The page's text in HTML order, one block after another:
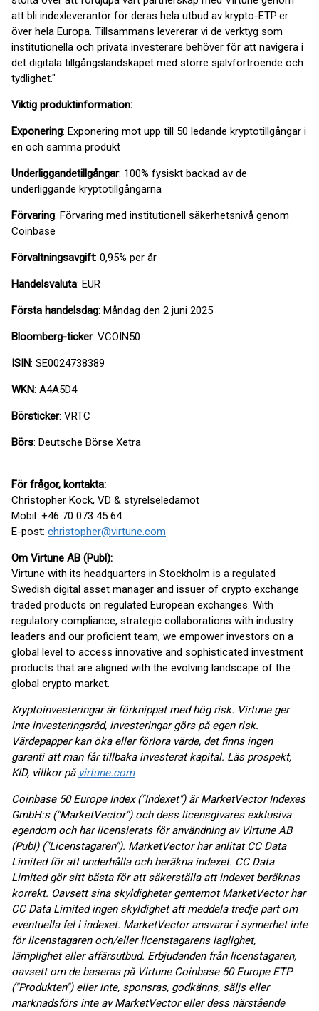
att bli indexleverantör för deras hela utbud av krypto-ETP:er
över hela Europa. Tillsammans levererar vi de verktyg som
institutionella och privata investerare behöver för att navigera i
det digitala tillgångslandskapet med större självförtroende och
tydlighet."
Viktig produktinformation:
Exponering: Exponering mot upp till 50 ledande kryptotillgångar i
en och samma produkt
Underliggandetillgångar: 100% fysiskt backad av de
underliggande kryptotillgångarna
Förvaring: Förvaring med institutionell säkerhetsnivå genom
Coinbase
Förvaltningsavgift: 0,95% per år
Handelsvaluta: EUR
Första handelsdag: Måndag den 2 juni 2025
Bloomberg-ticker: VCOIN50
ISIN: SE0024738389
WKN: A4A5D4
Börsticker: VRTC
Börs: Deutsche Börse Xetra
För frågor, kontakta:
Christopher Kock, VD & styrelseledamot
Mobil: +46 70 073 45 64
E-post: christopher@virtune.com
Om Virtune AB (Publ):
Virtune with its headquarters in Stockholm is a regulated
Swedish digital asset manager and issuer of crypto exchange
traded products on regulated European exchanges. With
regulatory compliance, strategic collaborations with industry
leaders and our proficient team, we empower investors on a
global level to access innovative and sophisticated investment
products that are aligned with the evolving landscape of the
global crypto market.
Kryptoinvesteringar är förknippat med hög risk. Virtune ger
inte investeringsråd, investeringar görs på egen risk.
Värdepapper kan öka eller förlora värde, det finns ingen
garanti att man får tillbaka investerat kapital. Läs prospekt,
KID, villkor på virtune.com
Coinbase 50 Europe Index ("Indexet") är MarketVector Indexes
GmbH:s ("MarketVector") och dess licensgivares exklusiva
egendom och har licensierats för användning av Virtune AB
(Publ) ("Licenstagaren"). MarketVector har anlitat CC Data
Limited för att underhålla och beräkna indexet. CC Data
Limited gör sitt bästa för att säkerställa att indexet beräknas
korrekt. Oavsett sina skyldigheter gentemot MarketVector har
CC Data Limited ingen skyldighet att meddela tredje part om
eventuella fel i indexet. MarketVector ansvarar i synnerhet inte
för licenstagaren och/eller licenstagarens laglighet,
lämplighet eller affärsutbud. Erbjudanden från licenstagaren,
oavsett om de baseras på Virtune Coinbase 50 Europe ETP
("Produkten") eller inte, sponsras, godkänns, säljs eller
marknadsförs inte av MarketVector eller dess närstående